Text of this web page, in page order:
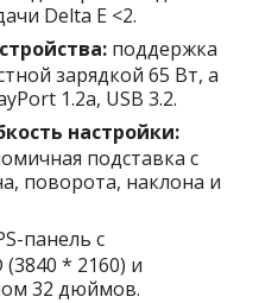
Delta E <2.
поддержка
зарядкой 65 Вт, а
1.2a, USB 3.2.
настройки:
подставка с
поворота, наклона и
панель с
* 2160) и
32 дюймов.